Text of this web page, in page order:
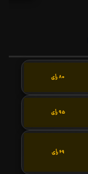
80 رأی
95 رأی
69 رأی